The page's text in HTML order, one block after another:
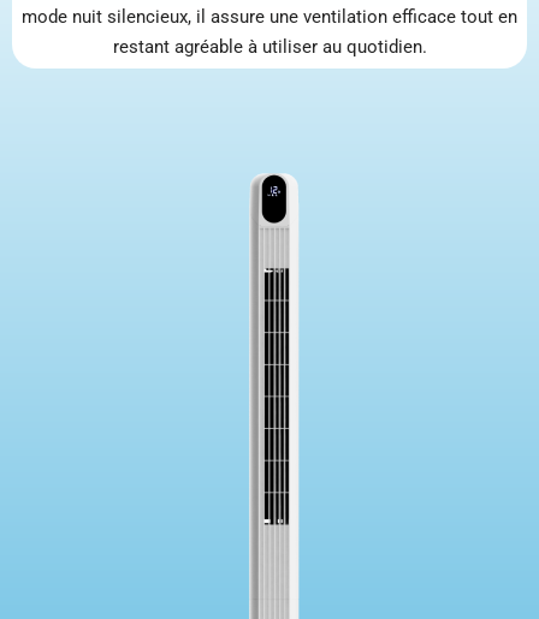
mode nuit silencieux, il assure une ventilation efficace tout en
restant agréable à utiliser au quotidien.